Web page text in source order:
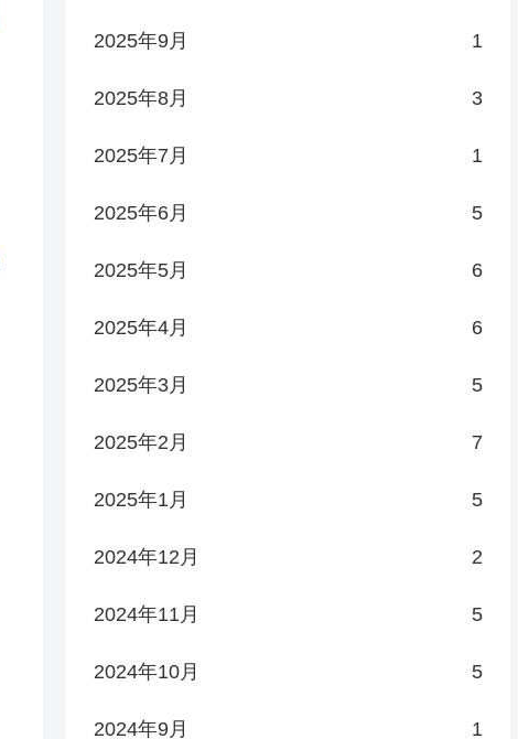
2025年9月 1
2025年8月 3
2025年7月 1
2025年6月 5
2025年5月 6
2025年4月 6
2025年3月 5
2025年2月 7
2025年1月 5
2024年12月 2
2024年11月 5
2024年10月 5
2024年9月 1